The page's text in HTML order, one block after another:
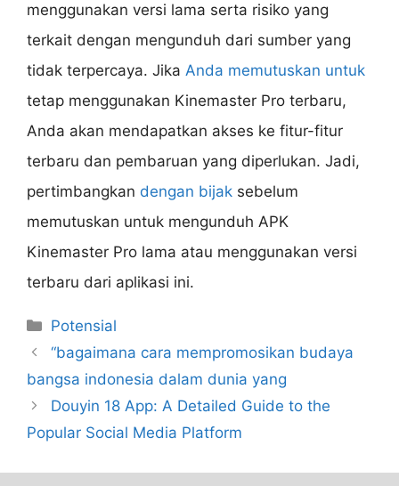
menggunakan versi lama serta risiko yang
terkait dengan mengunduh dari sumber yang
tidak terpercaya. Jika Anda memutuskan untuk
tetap menggunakan Kinemaster Pro terbaru,
Anda akan mendapatkan akses ke fitur-fitur
terbaru dan pembaruan yang diperlukan. Jadi,
pertimbangkan dengan bijak sebelum
memutuskan untuk mengunduh APK
Kinemaster Pro lama atau menggunakan versi
terbaru dari aplikasi ini.
Categories
Potensial
“bagaimana cara mempromosikan budaya
bangsa indonesia dalam dunia yang
Douyin 18 App: A Detailed Guide to the
Popular Social Media Platform